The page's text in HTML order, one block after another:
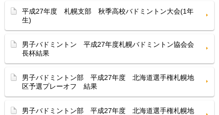
平成27年度 札幌支部 秋季高校バドミントン大会(1年
生)
男子バドミントン 平成27年度札幌バドミントン協会会
長杯結果
男子バドミントン部 平成27年度 北海道選手権札幌地
区予選プレーオフ 結果
男子バドミントン部 平成27年度 北海道選手権札幌地